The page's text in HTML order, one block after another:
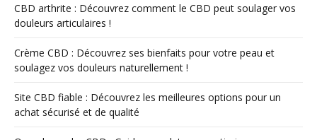
CBD arthrite : Découvrez comment le CBD peut soulager vos
douleurs articulaires !
Crème CBD : Découvrez ses bienfaits pour votre peau et
soulagez vos douleurs naturellement !
Site CBD fiable : Découvrez les meilleures options pour un
achat sécurisé et de qualité